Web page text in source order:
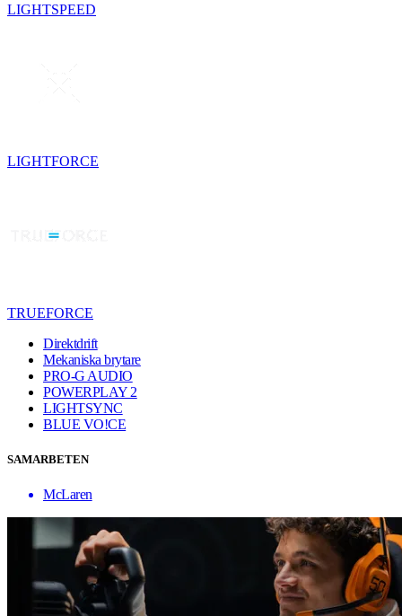
LIGHTSPEED
LIGHTFORCE
TRUEFORCE
Direktdrift
Mekaniska brytare
PRO-G AUDIO
POWERPLAY 2
LIGHTSYNC
BLUE VO!CE
SAMARBETEN
McLaren